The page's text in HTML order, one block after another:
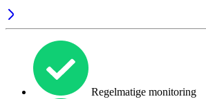
Regelmatige monitoring